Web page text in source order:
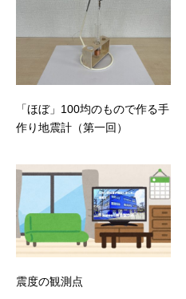
「ほぼ」100均のもので作る手
作り地震計（第一回）
震度の観測点